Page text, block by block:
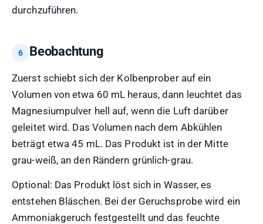
durchzuführen.
Beobachtung
Zuerst schiebt sich der Kolbenprober auf ein
Volumen von etwa 60 mL heraus, dann leuchtet das
Magnesiumpulver hell auf, wenn die Luft darüber
geleitet wird. Das Volumen nach dem Abkühlen
beträgt etwa 45 mL. Das Produkt ist in der Mitte
grau-weiß, an den Rändern grünlich-grau.
Optional: Das Produkt löst sich in Wasser, es
entstehen Bläschen. Bei der Geruchsprobe wird ein
Ammoniakgeruch festgestellt und das feuchte